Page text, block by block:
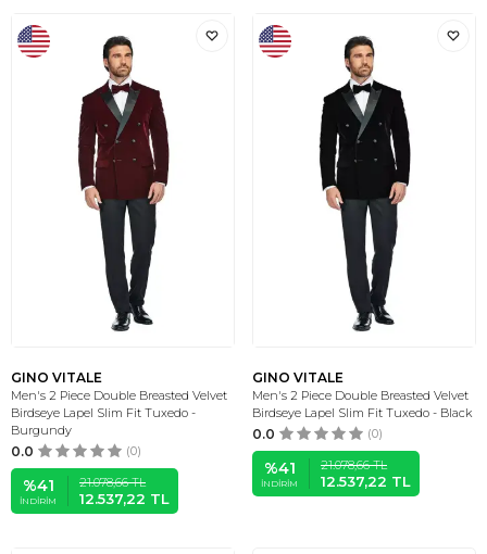
GINO VITALE
Men's 2 Piece Double Breasted Velvet
Birdseye Lapel Slim Fit Tuxedo -
Burgundy
0.0 (0)
%41
İNDIRIM
21.078,66TL
12.537,22 TL
GINO VITALE
Men's 2 Piece Double Breasted Velvet
Birdseye Lapel Slim Fit Tuxedo - Black
0.0 (0)
%41
İNDIRIM
21.078,66TL
12.537,22 TL